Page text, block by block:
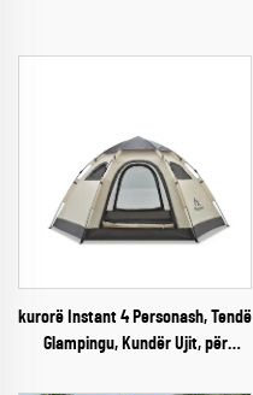
kurorë Instant 4 Personash, Tendë
Glampingu, Kundër Ujit, për